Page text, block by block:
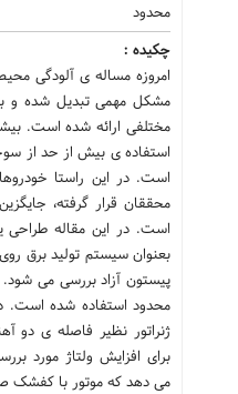
محدود
چکیده :
امروزه مساله ی آلودگی
مشکل مهمی تبدیل شده و
مختلفی ارائه شده است.
استفاده ی بیش از حد از
است. در این راستا
محققان قرار گرفته،
است. در این مقاله طراحی
بعنوان سیستم تولید برق
پیستون آزاد بررسی می
محدود استفاده شده است. در
ژنراتور نظیر فاصله ی دو
برای افزایش ولتاژ مورد
می دهد که موتور با کفشک